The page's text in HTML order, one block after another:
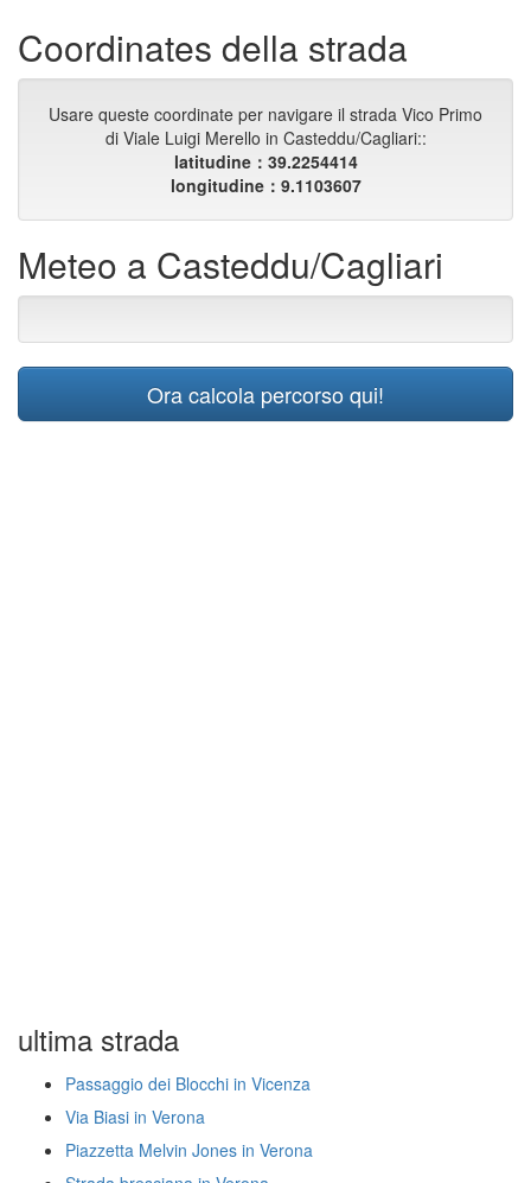
Coordinates della strada
Usare queste coordinate per navigare il strada Vico Primo
di Viale Luigi Merello in Casteddu/Cagliari::
latitudine：39.2254414
longitudine：9.1103607
Meteo a Casteddu/Cagliari
Ora calcola percorso qui!
ultima strada
Passaggio dei Blocchi in Vicenza
Via Biasi in Verona
Piazzetta Melvin Jones in Verona